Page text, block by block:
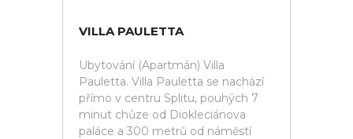
VILLA PAULETTA
Ubytování (Apartmán) Villa
Pauletta. Villa Pauletta se nachází
přímo v centru Splitu, pouhých 7
minut chůze od Diokleciánova
paláce a 300 metrů od náměstí